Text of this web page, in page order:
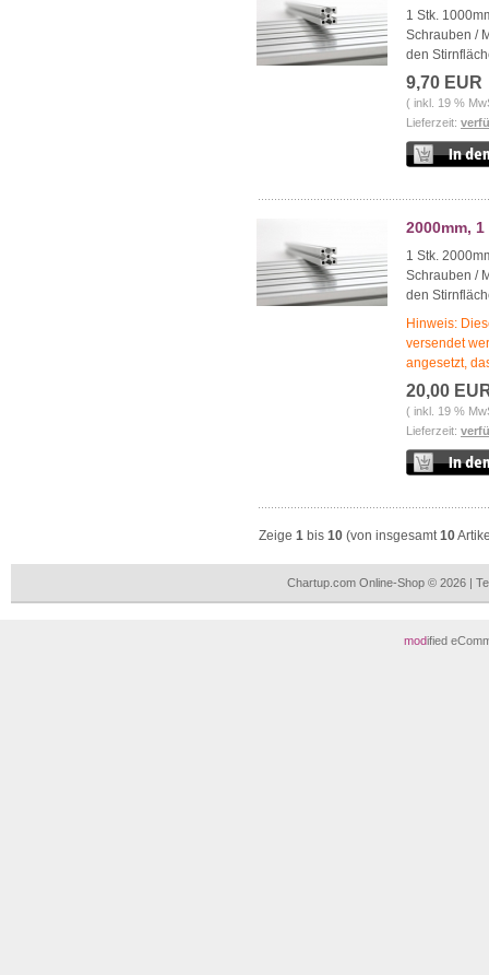
1 Stk.
Schrauben /
den
9,70 EUR
( inkl. 19 %
Lieferzeit:
2000mm,
1 Stk.
Schrauben /
den
Hinweis:
versendet
angesetzt,
20,00
( inkl. 19 %
Lieferzeit:
Zeige 1 bis 10 (von insgesamt10
Chartup.com Online-Shop © 2026 |
modified